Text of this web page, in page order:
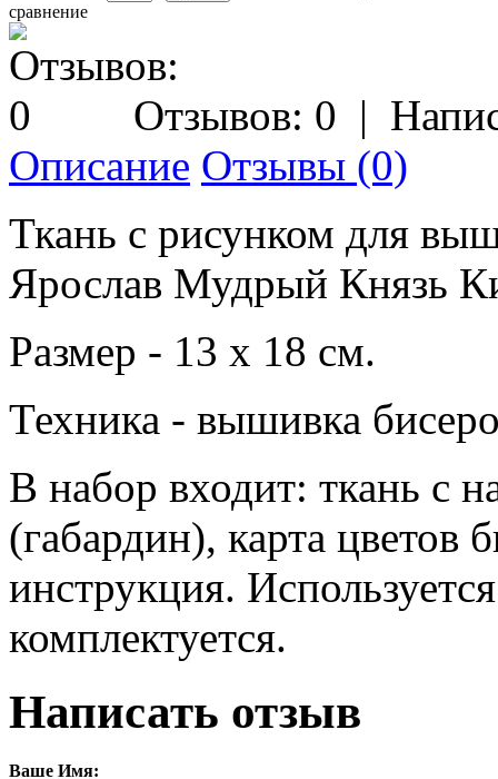
сравнение
Отзывов: 0 |
Описание Отзывы (0)
Ткань с рисунком для
Ярослав Мудрый Князь
Размер - 13 х 18 см.
Техника - вышивка
В набор входит: ткань с
(габардин), карта цветов
инструкция.
комплектуется.
Написать отзыв
Ваше Имя: